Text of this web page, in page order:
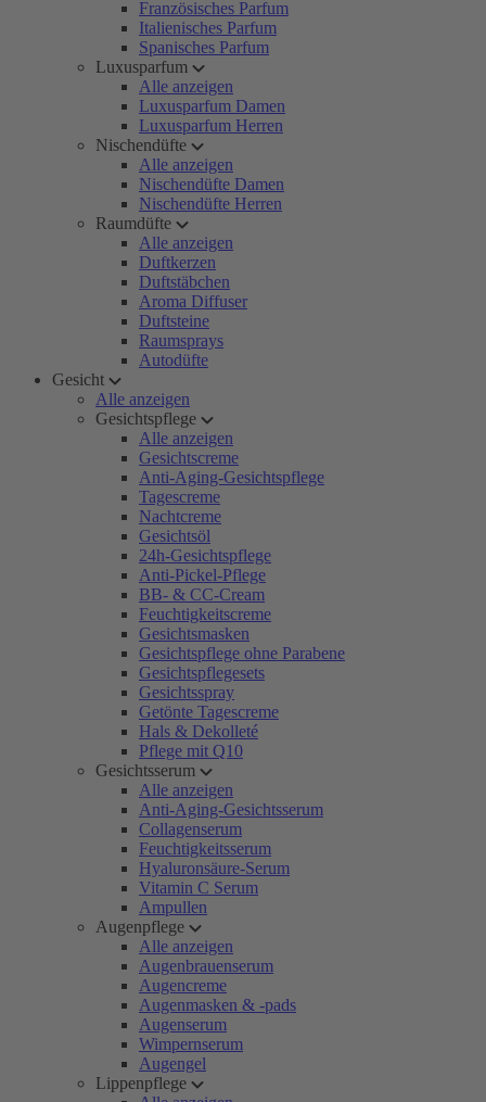
Französisches Parfum
Italienisches Parfum
Spanisches Parfum
Luxusparfum
Alle anzeigen
Luxusparfum Damen
Luxusparfum Herren
Nischendüfte
Alle anzeigen
Nischendüfte Damen
Nischendüfte Herren
Raumdüfte
Alle anzeigen
Duftkerzen
Duftstäbchen
Aroma Diffuser
Duftsteine
Raumsprays
Autodüfte
Gesicht
Alle anzeigen
Gesichtspflege
Alle anzeigen
Gesichtscreme
Anti-Aging-Gesichtspflege
Tagescreme
Nachtcreme
Gesichtsöl
24h-Gesichtspflege
Anti-Pickel-Pflege
BB- & CC-Cream
Feuchtigkeitscreme
Gesichtsmasken
Gesichtspflege ohne Parabene
Gesichtspflegesets
Gesichtsspray
Getönte Tagescreme
Hals & Dekolleté
Pflege mit Q10
Gesichtsserum
Alle anzeigen
Anti-Aging-Gesichtsserum
Collagenserum
Feuchtigkeitsserum
Hyaluronsäure-Serum
Vitamin C Serum
Ampullen
Augenpflege
Alle anzeigen
Augenbrauenserum
Augencreme
Augenmasken & -pads
Augenserum
Wimpernserum
Augengel
Lippenpflege